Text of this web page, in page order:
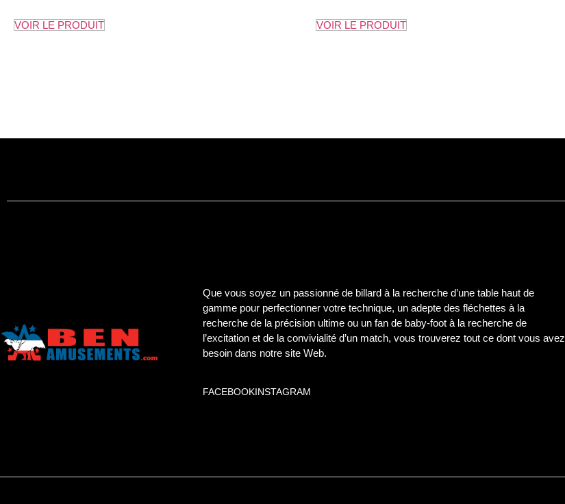
VOIR LE PRODUIT VOIR LE PRODUIT
Que vous soyez un passionné de billard à la recherche d’une table haut de
gamme pour perfectionner votre technique, un adepte des fléchettes à la
recherche de la précision ultime ou un fan de baby-foot à la recherche de
l’excitation et de la convivialité d’un match, vous trouverez tout ce dont vous avez
besoin dans notre site Web.
FACEBOOKINSTAGRAM